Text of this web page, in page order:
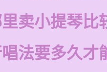
卖小提琴比
法要多久才